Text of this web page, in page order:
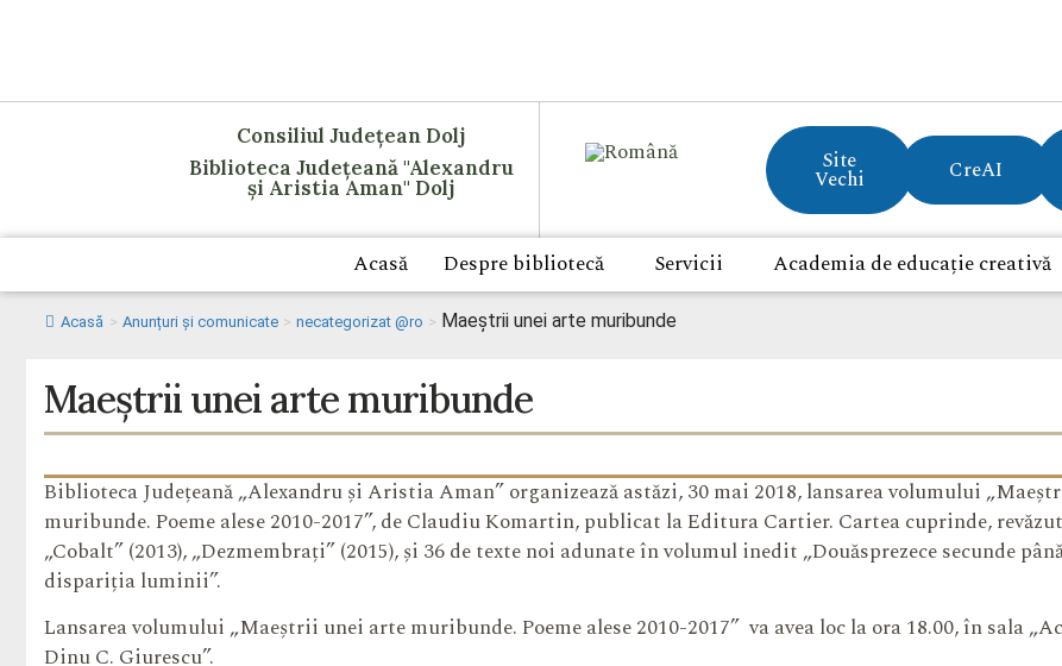
Consiliul Județean Dolj
Biblioteca Județeană "Alexandru
și Aristia Aman" Dolj
Site
Vechi CreAI
Acasă Despre bibliotecă Servicii Academia de educație creativă
Acasă > Anunțuri și comunicate > necategorizat @ro > Maeștrii unei arte muribunde
Maeștrii unei arte muribunde
Biblioteca Județeană „Alexandru și Aristia Aman” organizeazăastăzi, 30 mai 2018, lansarea volumului
muribunde. Poeme alese 2010-2017”, de Claudiu Komartin, publicat la Editura Cartier. Cartea cuprinde,
„Cobalt” (2013), „Dezmembrați” (2015), și 36 de texte noi adunate în volumul inedit „Douăsprezece secunde
dispariția luminii”.
Lansarea volumului „Maeștrii unei arte muribunde. Poeme alese 2010-2017” va avea loc la ora 18.00, în sala
Dinu C. Giurescu”.